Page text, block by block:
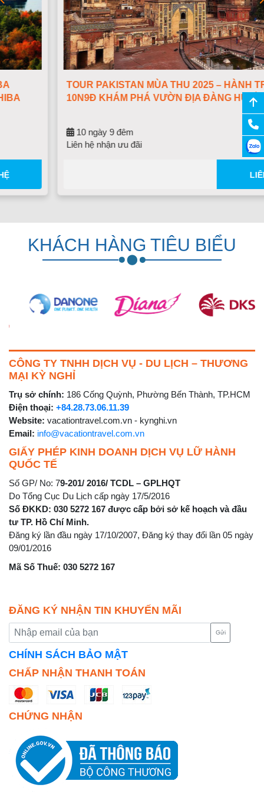
TOUR PAKISTAN MÙA THU 2025 – HÀNH TRÌNH
10N9Đ KHÁM PHÁ VƯỜN ĐỊA ĐÀNG HUYỀN THOẠI
10 ngày 9 đêm
Liên hệ nhận ưu đãi
KHÁCH HÀNG TIÊU BIỂU
CÔNG TY TNHH DỊCH VỤ - DU LỊCH – THƯƠNG
MẠI KỲ NGHỈ
Trụ sở chính: 186 Cống Quỳnh, Phường Bến Thành, TP.HCM
Điện thoại: +84.28.73.06.11.39
Website: vacationtravel.com.vn - kynghi.vn
Email: info@vacationtravel.com.vn
GIẤY PHÉP KINH DOANH DỊCH VỤ LỮ HÀNH
QUỐC TẾ
Số GP/ No: 79-201/ 2016/ TCDL – GPLHQT
Do Tổng Cục Du Lịch cấp ngày 17/5/2016
Số ĐKKD: 030 5272 167 được cấp bởi sở kế hoạch và đầu
tư TP. Hồ Chí Minh.
Đăng ký lần đầu ngày 17/10/2007, Đăng ký thay đổi lần 05 ngày
09/01/2016
Mã Số Thuế: 030 5272 167
ĐĂNG KÝ NHẬN TIN KHUYẾN MÃI
Gửi
CHÍNH SÁCH BẢO MẬT
CHẤP NHẬN THANH TOÁN
CHỨNG NHẬN